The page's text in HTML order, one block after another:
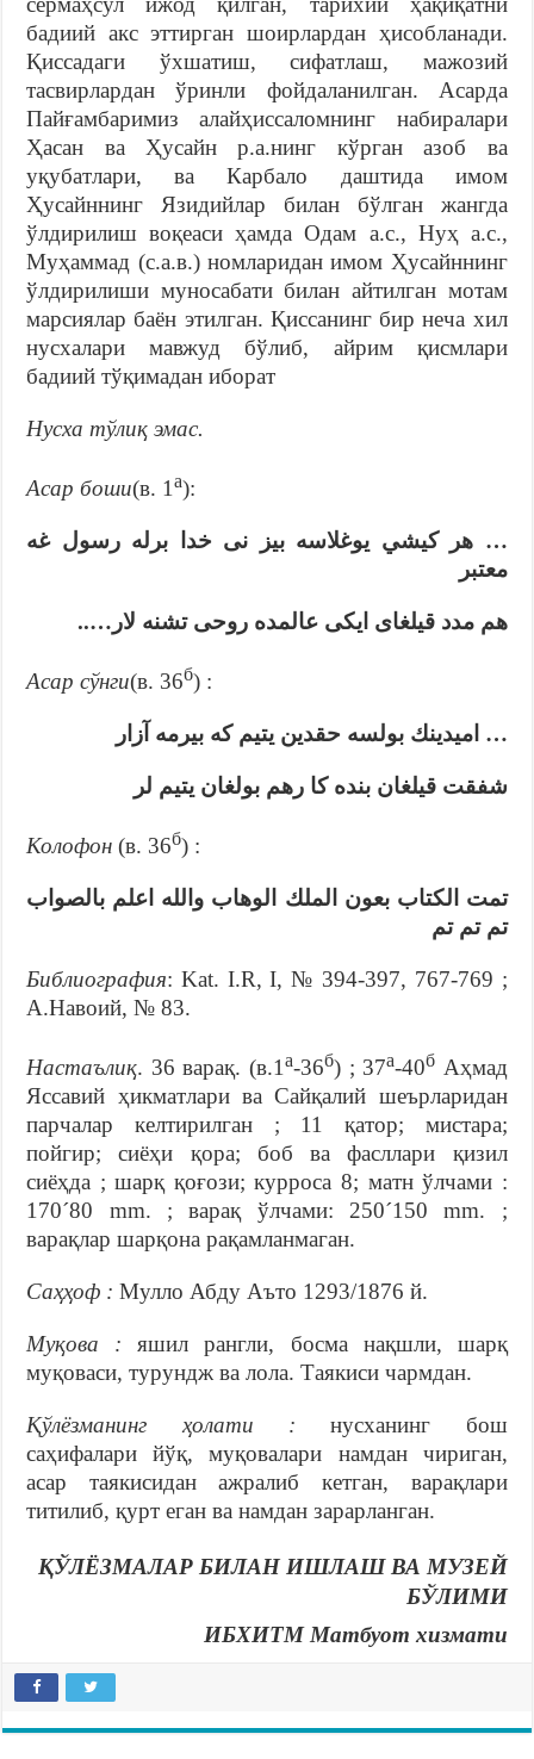
бадиий акс эттирган шоирлардан ҳисобланади.
Қиссадаги ўхшатиш, сифатлаш, мажозий
тасвирлардан ўринли фойдаланилган. Асарда
Пайғамбаримиз алайҳиссаломнинг набиралари
Ҳасан ва Ҳусайн р.а.нинг кўрган азоб ва
уқубатлари, ва Карбало даштида имом
Ҳусайннинг Язидийлар билан бўлган жангда
ўлдирилиш воқеаси ҳамда Одам а.с., Нуҳ а.с.,
Муҳаммад (с.а.в.) номларидан имом Ҳусайннинг
ўлдирилиши муносабати билан айтилган мотам
марсиялар баён этилган. Қиссанинг бир неча хил
нусхалари мавжуд бўлиб, айрим қисмлари
бадиий тўқимадан иборат
Нусха тўлиқ эмас.
Асар боши(в. 1а):
… هر كيشي يوغلاسه بيز نى خدا برله رسول غه
معتبر
هم مدد قيلغاى ايكى عالمده روحى تشنه لار…..
Асар сўнги(в. 36б) :
… اميدينك بولسه حقدين يتيم كه بيرمه آزار
شفقت قيلغان بنده كا رهم بولغان يتيم لر
Колофон (в. 36б) :
تمت الكتاب بعون الملك الوهاب والله اعلم بالصواب
تم تم تم
Библиография: Kat. I.R, I, № 394-397, 767-769 ;
А.Навоий, № 83.
Настаълиқ. 36 варақ. (в.1а-36б) ; 37а-40б Аҳмад
Яссавий ҳикматлари ва Сайқалий шеърларидан
парчалар келтирилган ; 11 қатор; мистара;
пойгир; сиёҳи қора; боб ва фасллари қизил
сиёҳда ; шарқ қоғози; курроса 8; матн ўлчами :
170´80 mm. ; варақ ўлчами: 250´150 mm. ;
варақлар шарқона рақамланмаган.
Саҳҳоф :Мулло Абду Аъто 1293/1876 й.
Муқова :яшил рангли, босма нақшли, шарқ
муқоваси, турундж ва лола. Таякиси чармдан.
Қўлёзманинг ҳолати :нусханинг бош
саҳифалари йўқ, муқовалари намдан чириган,
асар таякисидан ажралиб кетган, варақлари
титилиб, қурт еган ва намдан зарарланган.
ҚЎЛЁЗМАЛАР БИЛАН ИШЛАШ ВА МУЗЕЙ
БЎЛИМИ
ИБХИТМ Матбуот хизмати